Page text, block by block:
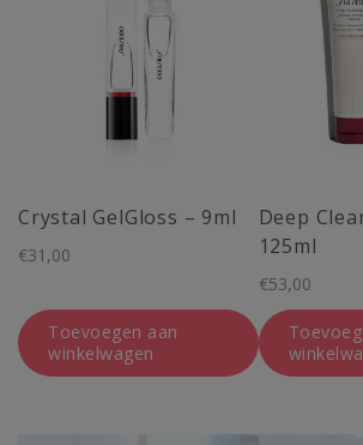
Crystal GelGloss – 9ml
€31,00
Toevoegen aan
winkelwagen
Deep
125ml
€53,00